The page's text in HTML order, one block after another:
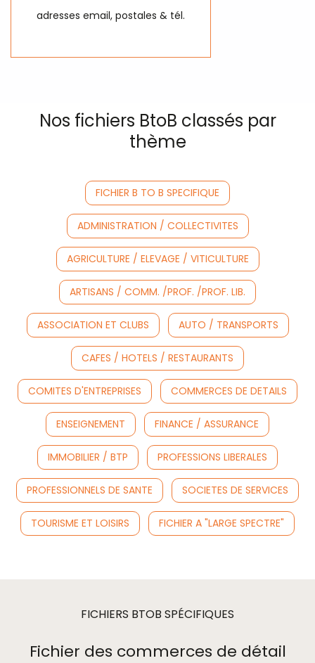
adresses email, postales & tél.
Nos fichiers BtoB classés par
thème
FICHIER B TO B SPECIFIQUE
ADMINISTRATION / COLLECTIVITES
AGRICULTURE / ELEVAGE / VITICULTURE
ARTISANS / COMM. /PROF. /PROF. LIB.
ASSOCIATION ET CLUBS AUTO / TRANSPORTS
CAFES / HOTELS / RESTAURANTS
COMITES D'ENTREPRISES COMMERCES DE DETAILS
ENSEIGNEMENT FINANCE / ASSURANCE
IMMOBILIER / BTP PROFESSIONS LIBERALES
PROFESSIONNELS DE SANTE SOCIETES DE SERVICES
TOURISME ET LOISIRS FICHIER A "LARGE SPECTRE"
FICHIERS BTOB SPÉCIFIQUES
Fichier des commerces de détail